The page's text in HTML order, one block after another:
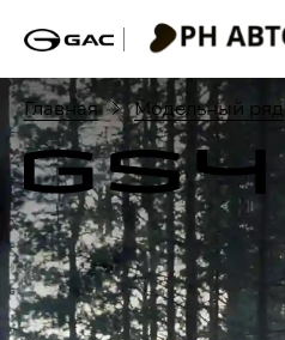
Главная Модельный ряд